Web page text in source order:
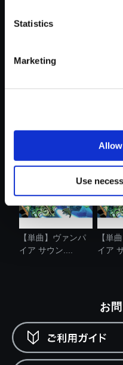
Statistics
Marketing
Use
おすすめ商品
イア サウン....
イア
【単曲】ヴァンパ
イア サウン....
【単
イア
お